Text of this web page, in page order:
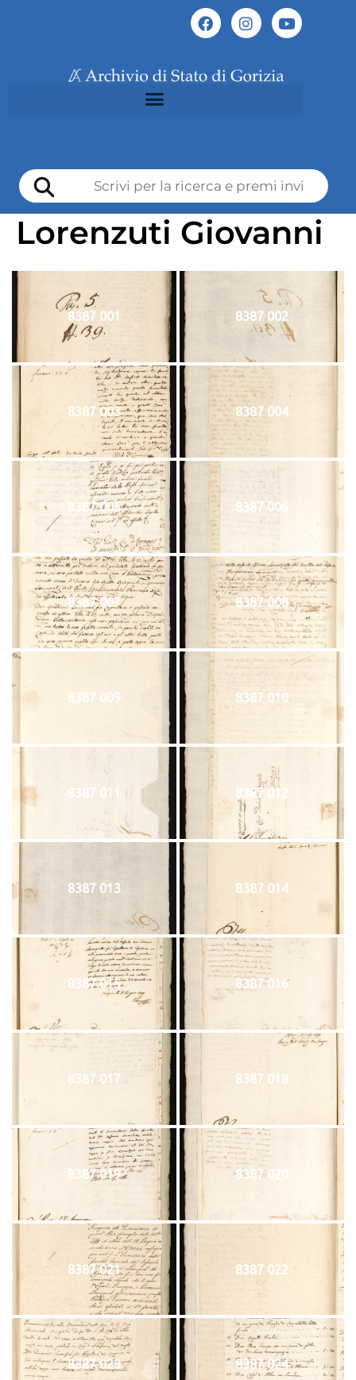
Lorenzuti Giovanni
8387 001 8387 002
8387 003 8387 004
8387 005 8387 006
8387 007 8387 008
8387 009 8387 010
8387 011 8387 012
8387 013 8387 014
8387 015 8387 016
8387 017 8387 018
8387 019 8387 020
8387 021 8387 022
8387 023 8387 024